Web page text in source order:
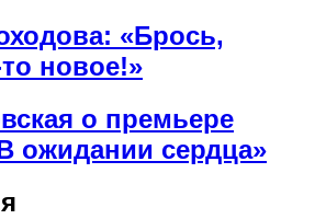
«Брось,
новое!»
о премьере
ожидании сердца»